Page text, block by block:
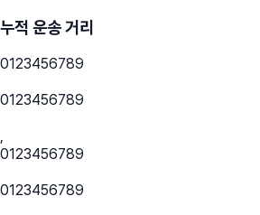
누적 운송 거리
0123456789
0123456789
,
0123456789
0123456789